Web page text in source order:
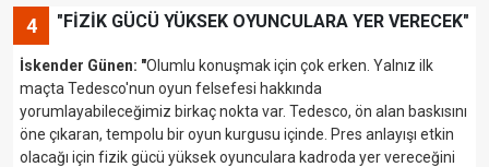
4 "FİZİK GÜCÜ YÜKSEK OYUNCULARA YER VERECEK"
İskender Günen: "Olumlu konuşmak için çok erken. Yalnız ilk
maçta Tedesco'nun oyun felsefesi hakkında
yorumlayabileceğimiz birkaç nokta var. Tedesco, ön alan baskısını
öne çıkaran, tempolu bir oyun kurgusu içinde. Pres anlayışı etkin
olacağı için fizik gücü yüksek oyunculara kadroda yer vereceğini